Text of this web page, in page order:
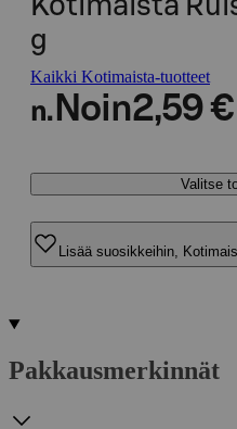
Kotimaista
g
Kaikki Kotimaista-tuotteet
n. Noin2,59 €
Valitse
Lisää suosikkeihin,
Pakkausmerkinnät